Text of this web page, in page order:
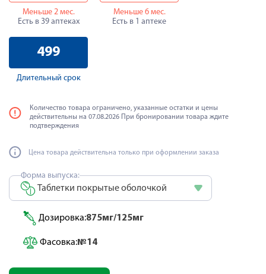
Меньше 2 мес.
Есть в 39 аптеках
Меньше 6 мес.
Есть в 1 аптеке
499
Длительный срок
Количество товара ограничено, указанные остатки и цены
действительны на 07.08.2026 При бронировании товара ждите
подтверждения
Цена товара действительна только при оформлении заказа
Форма выпуска:
Таблетки покрытые оболочкой
Дозировка:875мг/125мг
Фасовка:№14